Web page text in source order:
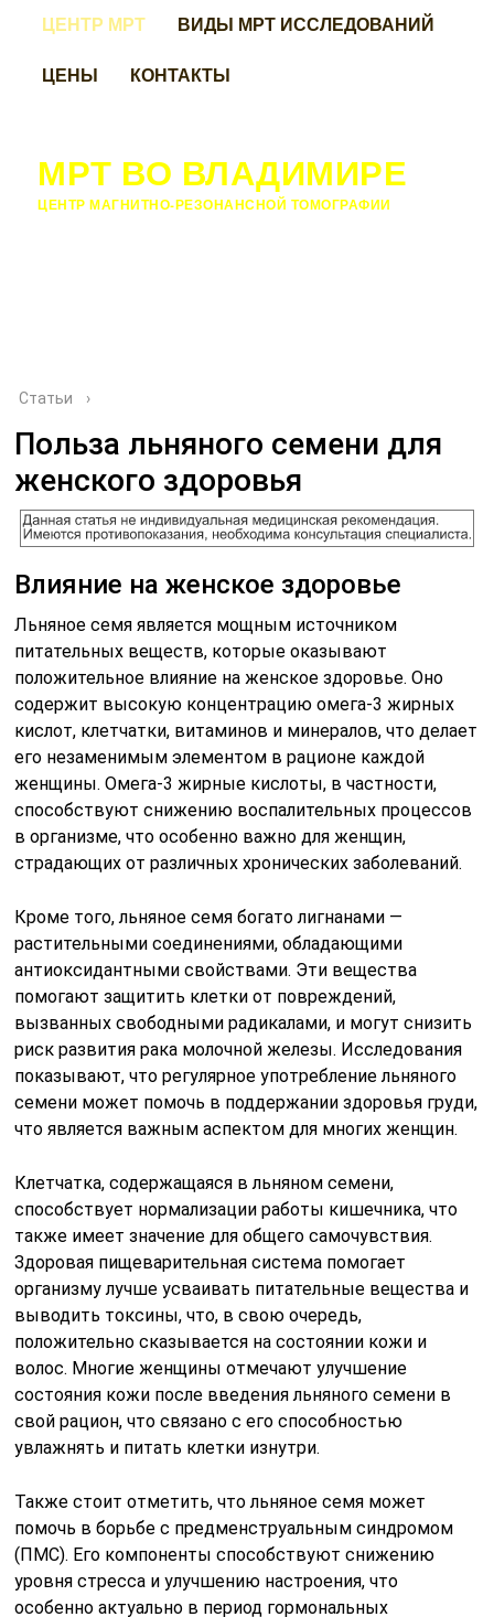
ЦЕНТР МРТ
ВИДЫ МРТ ИССЛЕДОВАНИЙ
ЦЕНЫ
КОНТАКТЫ
МРТ ВО ВЛАДИМИРЕ
ЦЕНТР МАГНИТНО-РЕЗОНАНСНОЙ ТОМОГРАФИИ
Статьи ›
Польза льняного семени для
женского здоровья
Влияние на женское здоровье
Льняное семя является мощным источником
питательных веществ, которые оказывают
положительное влияние на женское здоровье. Оно
содержит высокую концентрацию омега-3 жирных
кислот, клетчатки, витаминов и минералов, что делает
его незаменимым элементом в рационе каждой
женщины. Омега-3 жирные кислоты, в частности,
способствуют снижению воспалительных процессов
в организме, что особенно важно для женщин,
страдающих от различных хронических заболеваний.
Кроме того, льняное семя богато лигнанами —
растительными соединениями, обладающими
антиоксидантными свойствами. Эти вещества
помогают защитить клетки от повреждений,
вызванных свободными радикалами, и могут снизить
риск развития рака молочной железы. Исследования
показывают, что регулярное употребление льняного
семени может помочь в поддержании здоровья груди,
что является важным аспектом для многих женщин.
Клетчатка, содержащаяся в льняном семени,
способствует нормализации работы кишечника, что
также имеет значение для общего самочувствия.
Здоровая пищеварительная система помогает
организму лучше усваивать питательные вещества и
выводить токсины, что, в свою очередь,
положительно сказывается на состоянии кожи и
волос. Многие женщины отмечают улучшение
состояния кожи после введения льняного семени в
свой рацион, что связано с его способностью
увлажнять и питать клетки изнутри.
Также стоит отметить, что льняное семя может
помочь в борьбе с предменструальным синдромом
(ПМС). Его компоненты способствуют снижению
уровня стресса и улучшению настроения, что
особенно актуально в период гормональных